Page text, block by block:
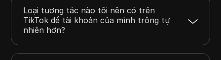
Loại tương tác nào tôi nên có trên
TikTok để tài khoản của mình trông tự
nhiên hơn?